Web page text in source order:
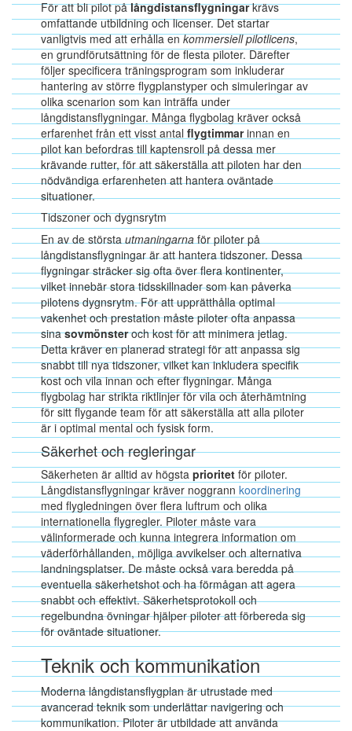
För att bli pilot pålångdistansflygningarkrävs
omfattande utbildning och licenser. Det startar
vanligtvis med att erhålla enkommersiell pilotlicens,
en grundförutsättning för de flesta piloter. Därefter
följer specificera träningsprogram som inkluderar
hantering av större flygplanstyper och simuleringar av
olika scenarion som kan inträffa under
långdistansflygningar. Många flygbolag kräver också
erfarenhet från ett visst antalflygtimmarinnan en
pilot kan befordras till kaptensroll på dessa mer
krävande rutter, för att säkerställa att piloten har den
nödvändiga erfarenheten att hantera oväntade
situationer.
Tidszoner och dygnsrytm
En av de störstautmaningarna för piloter på
långdistansflygningar är att hantera tidszoner. Dessa
flygningar sträcker sig ofta över flera kontinenter,
vilket innebär stora tidsskillnader som kan påverka
pilotens dygnsrytm. För att upprätthålla optimal
vakenhet och prestation måste piloter ofta anpassa
sinasovmönsteroch kost för att minimera jetlag.
Detta kräver en planerad strategi för att anpassa sig
snabbt till nya tidszoner, vilket kan inkludera specifik
kost och vila innan och efter flygningar. Många
flygbolag har strikta riktlinjer för vila och återhämtning
för sitt flygande team för att säkerställa att alla piloter
är i optimal mental och fysisk form.
Säkerhet och regleringar
Säkerheten är alltid av högstaprioritet för piloter.
Långdistansflygningar kräver noggrannkoordinering
med flygledningen över flera luftrum och olika
internationella flygregler. Piloter måste vara
välinformerade och kunna integrera information om
väderförhållanden, möjliga avvikelser och alternativa
landningsplatser. De måste också vara beredda på
eventuella säkerhetshot och ha förmågan att agera
snabbt och effektivt. Säkerhetsprotokoll och
regelbundna övningar hjälper piloter att förbereda sig
för oväntade situationer.
Teknik och kommunikation
Moderna långdistansflygplan är utrustade med
avancerad teknik som underlättar navigering och
kommunikation. Piloter är utbildade att använda